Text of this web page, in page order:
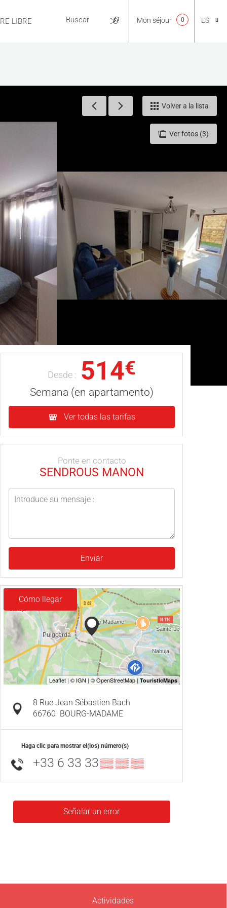
LIBRE PRÁCTICO
NL
ES
Mon séjour 0
Ver fotos (3)
Volver a la lista
Desde : 514€
Semana (en apartamento)
Ver todas las tarifas
Ponte en contacto
SENDROUS MANON
Enviar
Cómo llegar
8 Rue Jean Sébastien Bach
66760 BOURG-MADAME
Haga clic para mostrar el(los) número(s)
+33 6 33 33▒▒ ▒▒ ▒▒
Señalar un error
Actividades